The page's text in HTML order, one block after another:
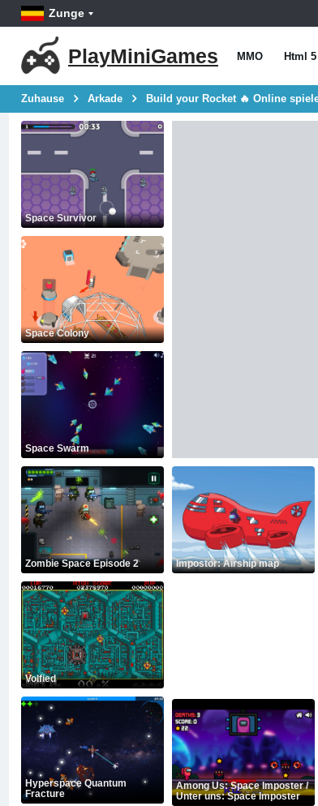
Zunge
PlayMiniGames MMO Html 5
Zuhause Arkade Build your Rocket 🔥 Online
Space Survivor
Space Colony
Space Swarm
Zombie Space Episode 2
Volfied
Hyperspace Quantum
Fracture
Impostor: Airship map
Among Us: Space Imposter /
Unter uns: Space Imposter